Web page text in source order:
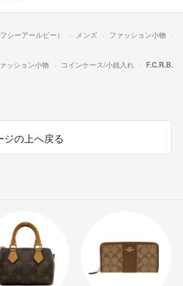
シーアールビー） メンズ
ファッション小物
ッション小物 コインケース/小銭入れ
F.C.R.B.
ジの上へ戻る